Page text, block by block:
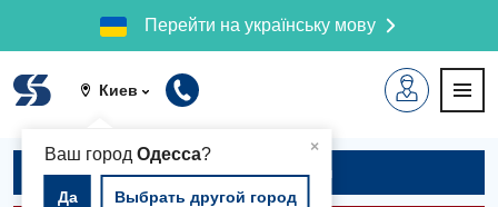
Перейти на українську мову
Киев
×
Ваш город Одесса?
Да Выбрать другой город
Записаться на приём